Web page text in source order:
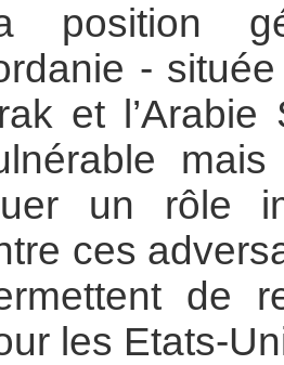
position
-
et
un rôle
ces
de
les Etats-